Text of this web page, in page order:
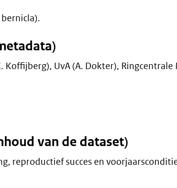
Koffijberg), UvA (A. Dokter), Ringcentrale
van de dataset)
reproductief succes en